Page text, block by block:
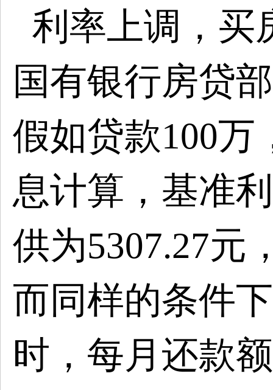
利率上调，买
国有银行房贷
假如贷款100万
息计算，基准
供为5307.27元
而同样的条件
时，每月还款